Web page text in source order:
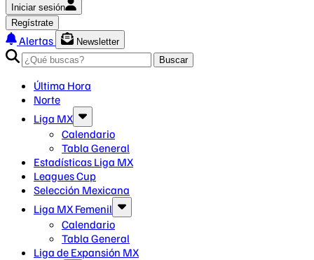
Iniciar sesión
Regístrate
Alertas
Newsletter
Buscar
Última Hora
Norte
Liga MX
Calendario
Tabla General
Estadísticas Liga MX
Leagues Cup
Selección Mexicana
Liga MX Femenil
Calendario
Tabla General
Liga de Expansión MX